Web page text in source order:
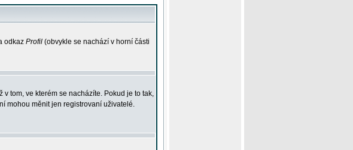
odkaz Profil (obvykle se nachází v horní části
tom, ve kterém se nacházíte. Pokud je to tak,
mohou měnit jen registrovaní uživatelé.